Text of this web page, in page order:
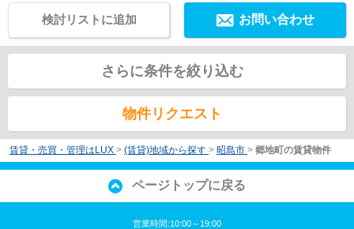
お問い合わせ
検討リストに追加
さらに条件を絞り込む
物件リクエスト
賃貸・売買・管理はLUX > (賃貸)地域から探す > 昭島市 > 郷地町の賃貸物件
ページトップに戻る
営業時間:10:00～19:00